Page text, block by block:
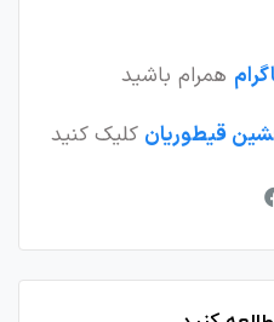
همرام باشید
قیطوریان کلیک کنید